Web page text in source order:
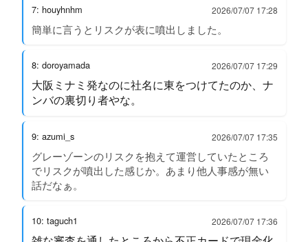
7: houyhnhm 2026/07/07 17:28
簡単に言うとリスクが表に噴出しました。
8: doroyamada 2026/07/07 17:29
大阪ミナミ発なのに社名に東をつけてたのか、ナ
ンバの裏切り者やな。
9: azumi_s 2026/07/07 17:35
グレーゾーンのリスクを抱えて運営していたところ
でリスクが噴出した感じか。あまり他人事感が無い
話だなぁ。
10: taguch1 2026/07/07 17:36